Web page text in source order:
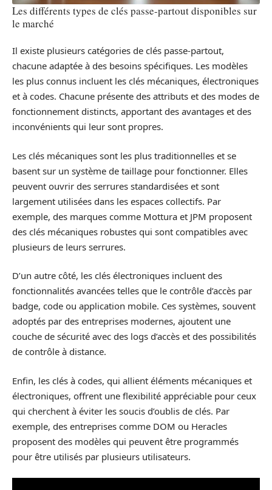
Les différents types de clés passe-partout disponibles sur
le marché
Il existe plusieurs catégories de clés passe-partout,
chacune adaptée à des besoins spécifiques. Les modèles
les plus connus incluent les clés mécaniques, électroniques
et à codes. Chacune présente des attributs et des modes de
fonctionnement distincts, apportant des avantages et des
inconvénients qui leur sont propres.
Les clés mécaniques sont les plus traditionnelles et se
basent sur un système de taillage pour fonctionner. Elles
peuvent ouvrir des serrures standardisées et sont
largement utilisées dans les espaces collectifs. Par
exemple, des marques comme Mottura et JPM proposent
des clés mécaniques robustes qui sont compatibles avec
plusieurs de leurs serrures.
D’un autre côté, les clés électroniques incluent des
fonctionnalités avancées telles que le contrôle d’accès par
badge, code ou application mobile. Ces systèmes, souvent
adoptés par des entreprises modernes, ajoutent une
couche de sécurité avec des logs d’accès et des possibilités
de contrôle à distance.
Enfin, les clés à codes, qui allient éléments mécaniques et
électroniques, offrent une flexibilité appréciable pour ceux
qui cherchent à éviter les soucis d’oublis de clés. Par
exemple, des entreprises comme DOM ou Heracles
proposent des modèles qui peuvent être programmés
pour être utilisés par plusieurs utilisateurs.